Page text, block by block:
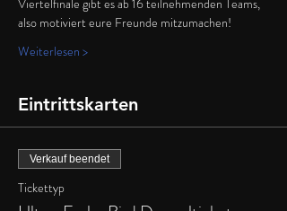
Viertelfinale gibt es ab 16 teilnehmenden Teams,
also motiviert eure Freunde mitzumachen!
Weiterlesen >
Eintrittskarten
Verkauf beendet
Tickettyp